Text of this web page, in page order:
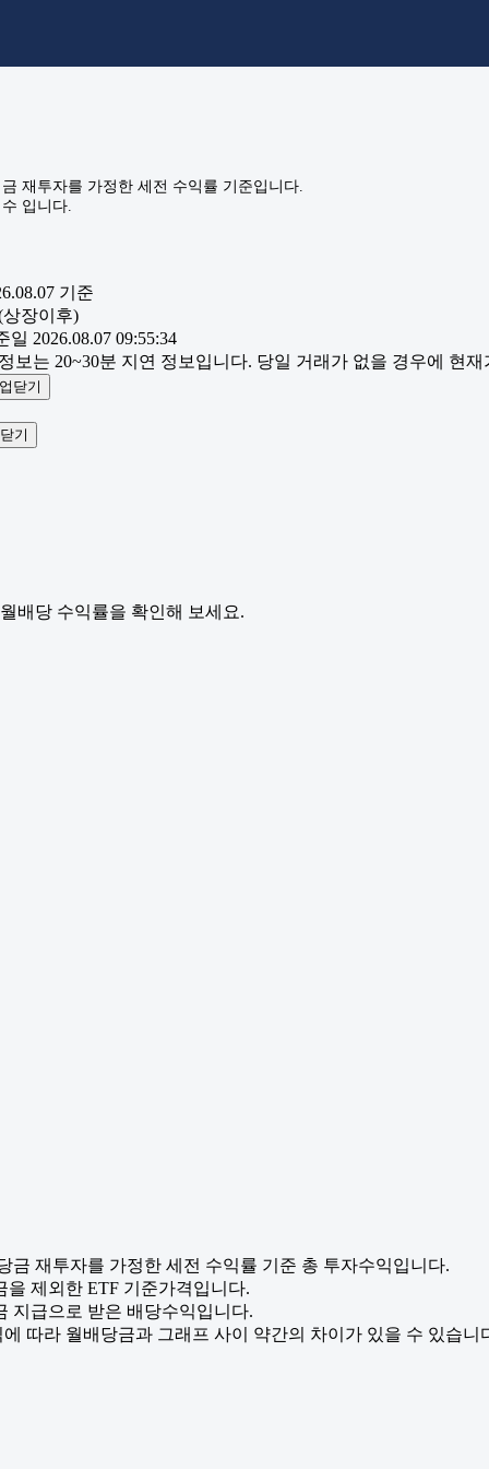
재투자를 가정한 세전 수익률 기준입니다.
입니다.
기준
장이후)
일 2026.08.07 09:55:34
보는 20~30분 지연 정보입니다. 당일 거래가 없을 경우에 현
닫기
닫기
배당 수익률을 확인해 보세요.
금 재투자를 가정한 세전 수익률 기준 총 투자수익입니다.
을 제외한 ETF 기준가격입니다.
지급으로 받은 배당수익입니다.
따라 월배당금과 그래프 사이 약간의 차이가 있을 수 있습니